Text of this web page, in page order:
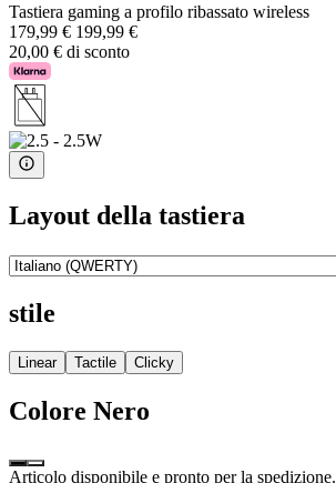
Tastiera gaming a profilo ribassato wireless
179,99 € 199,99 €
20,00 € di sconto
Layout della tastiera
stile
Linear Tactile Clicky
Colore Nero
Articolo disponibile e pronto per la spedizione.